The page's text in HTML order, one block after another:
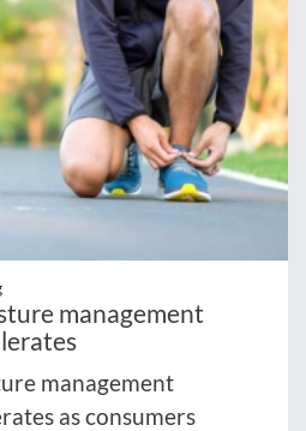
management
management
as consumers